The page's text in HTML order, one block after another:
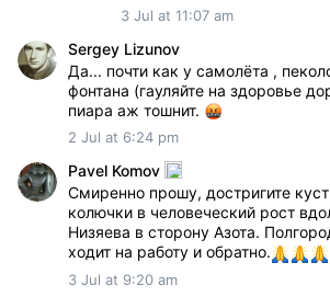
3 Jul at 11:07 am
Sergey Lizunov
Да... почти как у самолёта ,
фонтана (гауляйте на здоровье
пиара аж тошнит.
2 Jul at 6:24 pm
Pavel Komov
Смиренно прошу, достригите
колючки в человеческий рост
Низяева в сторону Азота.
ходит на работу и обратно.
3 Jul at 9:20 am